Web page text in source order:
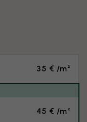
35 € /m²
45 € /m²